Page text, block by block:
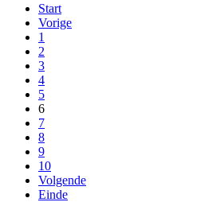
Start
Vorige
1
2
3
4
5
6
7
8
9
10
Volgende
Einde